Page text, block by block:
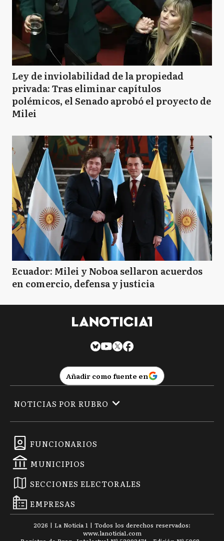
Ley de inviolabilidad de la propiedad
privada: Tras eliminar capítulos
polémicos, el Senado aprobó el proyecto de
Milei
Ecuador: Milei y Noboa sellaron acuerdos
en comercio, defensa y justicia
Añadir como fuente en
FUNCIONARIOS
MUNICIPIOS
SECCIONES ELECTORALES
EMPRESAS
NOTICIAS POR RUBRO
2026 | La Noticia 1 | Todos los derechos reservados:
www.lanoticia1.com